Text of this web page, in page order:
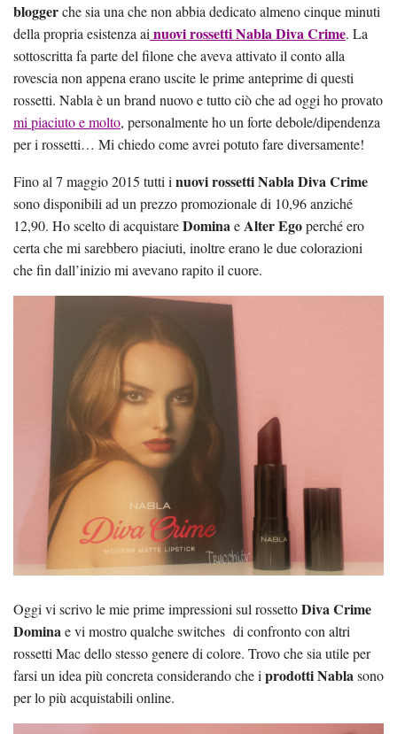
bloggerche sia una che non abbia dedicato almeno cinque minuti
della propria esistenza ainuovi rossetti Nabla Diva Crime. La
sottoscritta fa parte del filone che aveva attivato il conto alla
rovescia non appena erano uscite le prime anteprime di questi
rossetti. Nabla è un brand nuovo e tutto ciò che ad oggi ho provato
mi piaciuto e molto, personalmente ho un forte debole/dipendenza
per i rossetti… Mi chiedo come avrei potuto fare diversamente!
Fino al 7 maggio 2015 tutti inuovi rossetti Nabla Diva Crime
sono disponibili ad un prezzo promozionale di 10,96 anziché
12,90. Ho scelto di acquistareDominaeAlter Egoperché ero
certa che mi sarebbero piaciuti, inoltre erano le due colorazioni
che fin dall’inizio mi avevano rapito il cuore.
Oggi vi scrivo le mie prime impressioni sul rossettoDiva Crime
Dominae vi mostro qualche switches di confronto con altri
rossetti Mac dello stesso genere di colore. Trovo che sia utile per
farsi un idea più concreta considerando che iprodotti Nablasono
per lo più acquistabili online.